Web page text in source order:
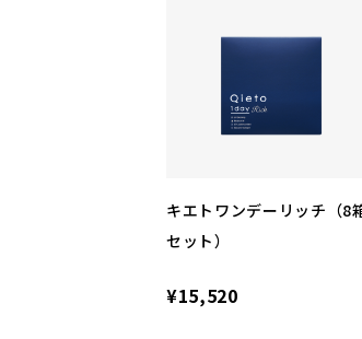
キエトワンデーリッチ（8
セット）
¥15,520